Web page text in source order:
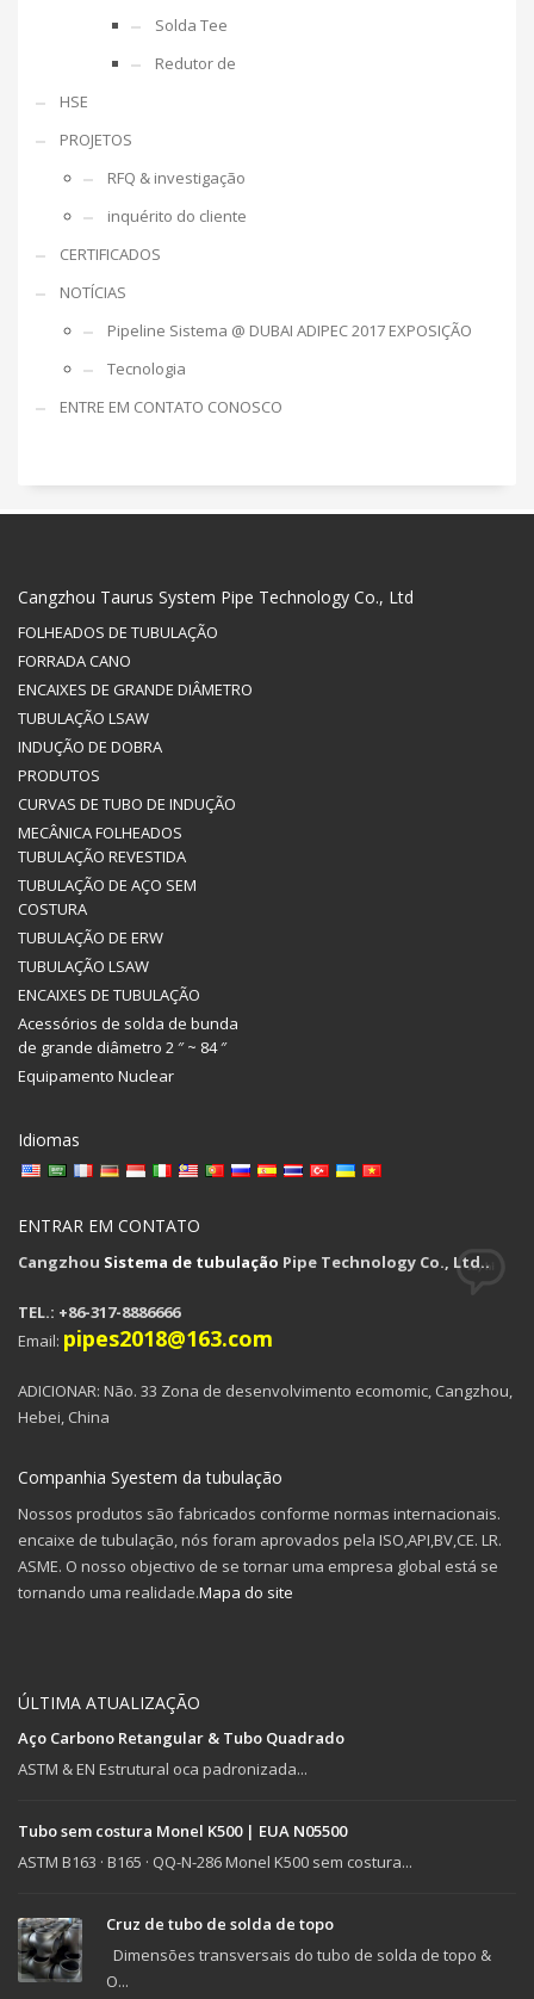
Solda Tee
Redutor de
HSE
PROJETOS
RFQ & investigação
inquérito do cliente
CERTIFICADOS
NOTÍCIAS
Pipeline Sistema @ DUBAI ADIPEC 2017 EXPOSIÇÃO
Tecnologia
ENTRE EM CONTATO CONOSCO
Cangzhou Taurus System Pipe Technology Co., Ltd
FOLHEADOS DE TUBULAÇÃO
FORRADA CANO
ENCAIXES DE GRANDE DIÂMETRO
TUBULAÇÃO LSAW
INDUÇÃO DE DOBRA
PRODUTOS
CURVAS DE TUBO DE INDUÇÃO
MECÂNICA FOLHEADOS
TUBULAÇÃO REVESTIDA
TUBULAÇÃO DE AÇO SEM
COSTURA
TUBULAÇÃO DE ERW
TUBULAÇÃO LSAW
ENCAIXES DE TUBULAÇÃO
Acessórios de solda de bunda
de grande diâmetro 2 ″ ~ 84 ″
Equipamento Nuclear
Idiomas
ENTRAR EM CONTATO
Cangzhou Sistema de tubulação Pipe Technology Co., Ltd..
TEL.: +86-317-8886666
Email: pipes2018@163.com
ADICIONAR: Não. 33 Zona de desenvolvimento ecomomic, Cangzhou,
Hebei, China
Companhia Syestem da tubulação
Nossos produtos são fabricados conforme normas internacionais.
encaixe de tubulação, nós foram aprovados pela ISO,API,BV,CE. LR.
ASME. O nosso objectivo de se tornar uma empresa global está se
tornando uma realidade.Mapa do site
ÚLTIMA ATUALIZAÇÃO
Aço Carbono Retangular & Tubo Quadrado
ASTM & EN Estrutural oca padronizada...
Tubo sem costura Monel K500 | EUA N05500
ASTM B163 · B165 · QQ-N-286 Monel K500 sem costura...
Cruz de tubo de solda de topo
Dimensões transversais do tubo de solda de topo &
O...